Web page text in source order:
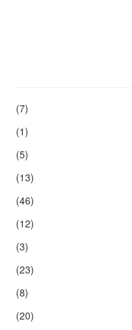
(7)
(1)
(5)
(13)
(46)
(12)
(3)
(23)
(8)
(20)